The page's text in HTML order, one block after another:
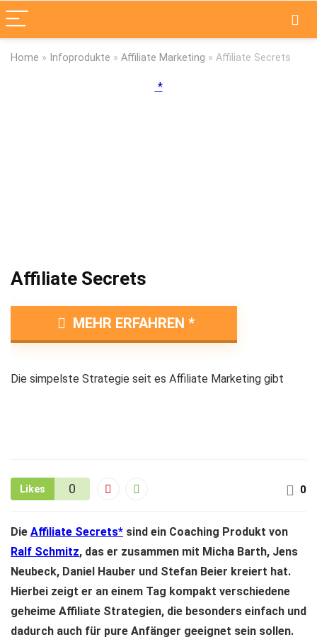
Home » Infoprodukte » Affiliate Marketing » Affiliate Secrets
Affiliate Secrets
MEHR ERFAHREN
Die simpelste Strategie seit es Affiliate Marketing gibt
0
Likes 0
Die Affiliate Secrets
sind ein Coaching Produkt von
Ralf Schmitz, das er zusammen mit Micha Barth, Jens
Neubeck, Daniel Hauber und Stefan Beier kreiert hat.
Hierbei zeigt er an einem Tag kompakt verschiedene
geheime Affiliate Strategien, die besonders einfach und
dadurch auch für pure Anfänger geeignet sein sollen.